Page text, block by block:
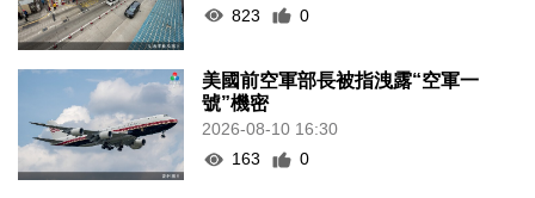
823
0
美國前空軍部長被指洩露“空軍一
號”機密
2026-08-10 16:30
163
0